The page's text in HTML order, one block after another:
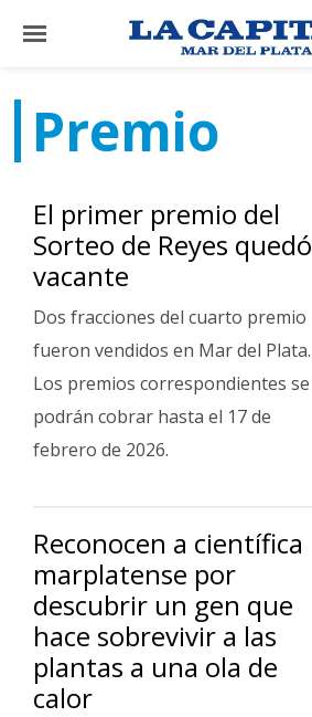
×
El
Mundo
La
Zona
Cultura
Tecnología
Gastronomía
General
La
Ciudad
Deportes
Arte
Premio
El primer premio del
Sorteo de Reyes quedó
vacante
Dos fracciones del cuarto premio
fueron vendidos en Mar del Plata.
Los premios correspondientes se
podrán cobrar hasta el 17 de
febrero de 2026.
Reconocen a científica
marplatense por
descubrir un gen que
hace sobrevivir a las
plantas a una ola de
calor